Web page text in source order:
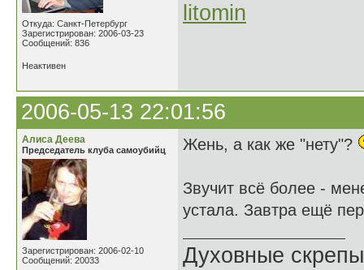
Откуда: Санкт-Петербург
Зарегистрирован: 2006-03-23
Сообщений: 836
litomin
Неактивен
2006-05-13 22:01:56
Алиса Деева
Председатель клуба самоубийц
Зарегистрирован: 2006-02-10
Сообщений: 20033
Жень, а как же "нету"?
Звучит всё более -
устала. Завтра ещё
Духовные